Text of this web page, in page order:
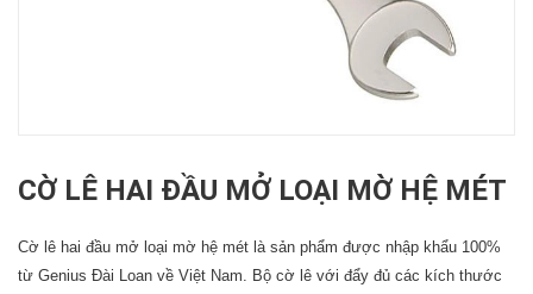
CỜ LÊ HAI ĐẦU MỞ LOẠI MỜ HỆ MÉT
Cờ lê hai đầu mở loại mờ hệ mét là sản phẩm được nhập khẩu 100%
từ Genius Đài Loan về Việt Nam. Bộ cờ lê với đẩy đủ các kích thước